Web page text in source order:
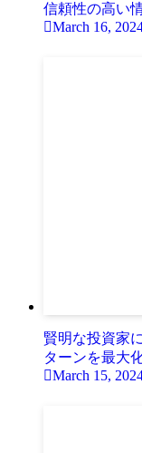
信頼性の高い
March 16,
賢明な投資家
ターンを最大
March 15,